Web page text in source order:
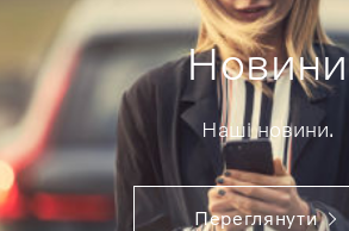
Новини
Наші новини.
Переглянути